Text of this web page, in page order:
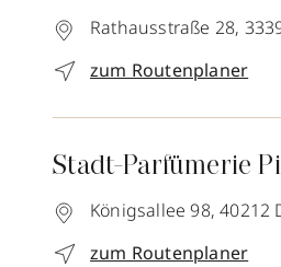
Rathausstraße 28,
zum Routenplaner
Stadt-Parfümerie
Königsallee 98, 40212
zum Routenplaner